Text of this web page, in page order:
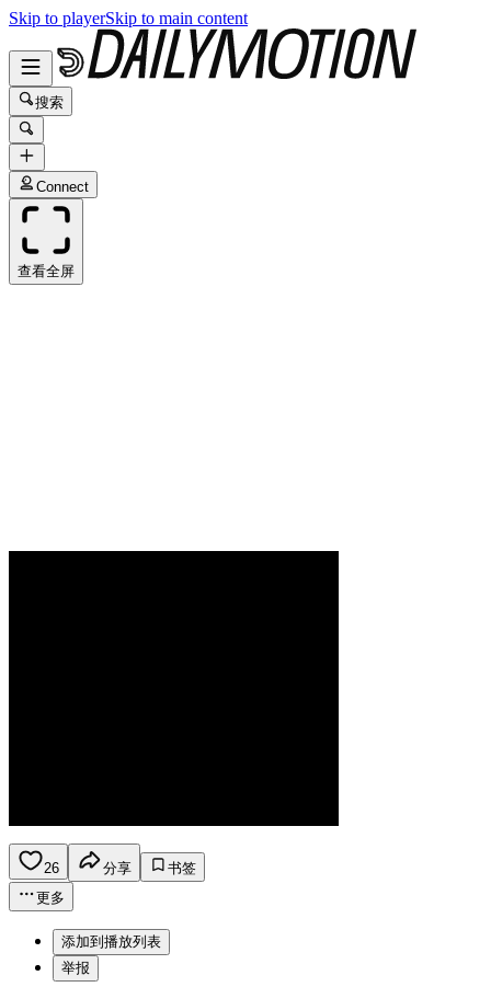
Skip to playerSkip to main content
搜索
Connect
查看全屏
26 分享
书签
更多
添加到播放列表
举报